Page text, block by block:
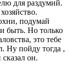
для раздумий.
подумай
быть. Но только
это тебе
Ну пойду тогда ,
он.